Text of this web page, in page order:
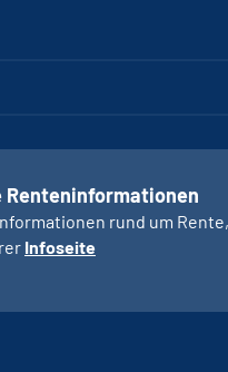
Renteninformationen
rund um
Infoseite